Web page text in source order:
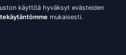
käyttöä hyväksyt evästeiden
mukaisesti.